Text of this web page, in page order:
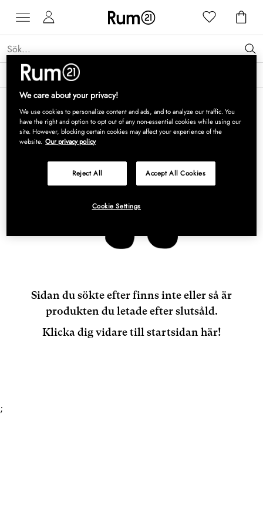
Få 15 % rabatt på Grythyttan Stålmöbler* →
Sidan du sökte efter finns inte eller så är
produkten du letade efter slutsåld.
Klicka dig vidare till startsidan här!
;
We care about your privacy!
We use cookies to personalize content and ads, and to analyze our traffic. You
have the right and option to opt out of any non-essential cookies while using our
site. However, blocking certain cookies may affect your experience of the
website. Our privacy policy
Reject All Accept All Cookies
Cookie Settings